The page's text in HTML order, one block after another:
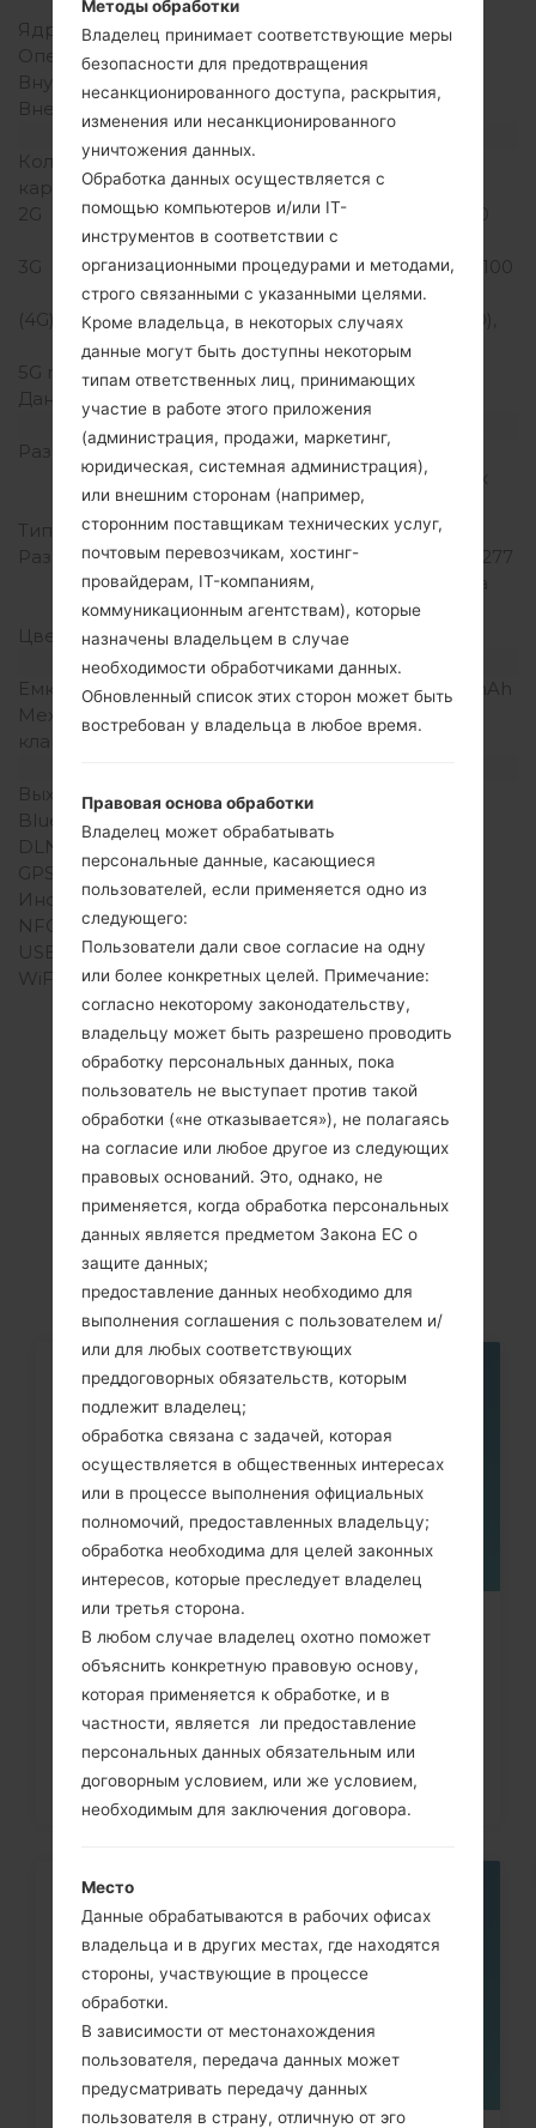
Ядра процессора
Четырехъядерный
Оперативная память
2GB
Внутренняя память
Внешняя память
microSD, до 32 GB
Сеть и данные
Количество мест для сим
карты
2G
GSM 850/900/1800/1900
MHz
3G
HSDPA 850/900/1900/2100
MHz
(4G) LTE
LTE band 1(2100), 3(1800),
7(2600), 8(900), 20(800)
5G network
-
Данные
Дисплей
Размер экрана
5.3 in (~70.9%
соотношение экрана к
телу)
Тип экрана
IPS LCD
Разрешение экрана
720 x 1280 пикселей (~277
плотность пикселей на
дюйм)
Цвета экрана
16M цветов
Аккумулятор и клавиатура
Емкость аккумулятора
Съемный Li-Ion 2300 mAh
Механическая
клавиатура
Выход для аудио
3.5mm jack
Bluetooth
Версия 4.1, A2DP, LE
DLNA
GPS
A-GPS, GLONASS
Инфракрасный порт
Нет
NFC
USB
microUSB 2.0
WiFi
Wi-Fi 802.11 a/b/g/n/ac,
dual-band, WiFi Direct,
hotspot
Cтатьи
LGK428(LGK428)
akaLG K10
Как сделать Аппаратный сброс на
LG G3, G4, G5, G7 и...
Методы обработки
Владелец принимает соответствующие меры
безопасности для предотвращения
несанкционированного доступа, раскрытия,
изменения или несанкционированного
уничтожения данных.
Обработка данных осуществляется с
помощью компьютеров и/или IT-
инструментов в соответствии с
организационными процедурами и методами,
строго связанными с указанными целями.
Кроме владельца, в некоторых случаях
данные могут быть доступны некоторым
типам ответственных лиц, принимающих
участие в работе этого приложения
(администрация, продажи, маркетинг,
юридическая, системная администрация),
или внешним сторонам (например,
сторонним поставщикам технических услуг,
почтовым перевозчикам, хостинг-
провайдерам, IT-компаниям,
коммуникационным агентствам), которые
назначены владельцем в случае
необходимости обработчиками данных.
Обновленный список этих сторон может быть
востребован у владельца в любое время.
Правовая основа обработки
Владелец может обрабатывать
персональные данные, касающиеся
пользователей, если применяется одно из
следующего:
Пользователи дали свое согласие на одну
или более конкретных целей. Примечание:
согласно некоторому законодательству,
владельцу может быть разрешено проводить
обработку персональных данных, пока
пользователь не выступает против такой
обработки («не отказывается»), не полагаясь
на согласие или любое другое из следующих
правовых оснований. Это, однако, не
применяется, когда обработка персональных
данных является предметом Закона ЕС о
защите данных;
предоставление данных необходимо для
выполнения соглашения с пользователем и/
или для любых соответствующих
преддоговорных обязательств, которым
подлежит владелец;
обработка связана с задачей, которая
осуществляется в общественных интересах
или в процессе выполнения официальных
полномочий, предоставленных владельцу;
обработка необходима для целей законных
интересов, которые преследует владелец
или третья сторона.
В любом случае владелец охотно поможет
объяснить конкретную правовую основу,
которая применяется к обработке, и в
частности, является ли предоставление
персональных данных обязательным или
договорным условием, или же условием,
необходимым для заключения договора.
Место
Данные обрабатываются в рабочих офисах
владельца и в других местах, где находятся
стороны, участвующие в процессе
обработки.
В зависимости от местонахождения
пользователя, передача данных может
предусматривать передачу данных
пользователя в страну, отличную от эго